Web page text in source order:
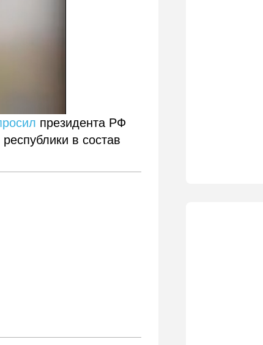
президента РФ
в состав